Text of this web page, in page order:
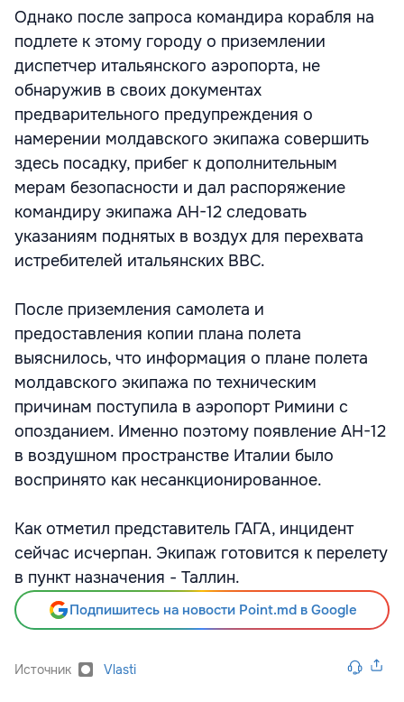
Однако после запроса командира корабля на
подлете к этому городу о приземлении
диспетчер итальянского аэропорта, не
обнаружив в своих документах
предварительного предупреждения о
намерении молдавского экипажа совершить
здесь посадку, прибег к дополнительным
мерам безопасности и дал распоряжение
командиру экипажа АН-12 следовать
указаниям поднятых в воздух для перехвата
истребителей итальянских ВВС.
После приземления самолета и
предоставления копии плана полета
выяснилось, что информация о плане полета
молдавского экипажа по техническим
причинам поступила в аэропорт Римини с
опозданием. Именно поэтому появление АН-12
в воздушном пространстве Италии было
воспринято как несанкционированное.
Как отметил представитель ГАГА, инцидент
сейчас исчерпан. Экипаж готовится к перелету
в пункт назначения - Таллин.
Подпишитесь на новости Point.md в Google
Источник Vlasti